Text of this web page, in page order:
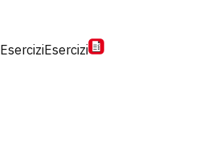
EserciziEsercizi